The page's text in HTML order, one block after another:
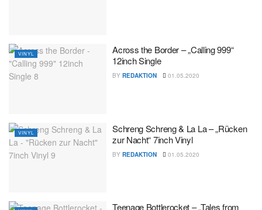
VINYL
Across the Border – „Calling 999“
12inch Single
BY REDAKTION 01.05.2020
VINYL
Schreng Schreng & La La – „Rücken
zur Nacht“ 7inch Vinyl
BY REDAKTION 01.05.2020
Teenage Bottlerocket – „Tales from